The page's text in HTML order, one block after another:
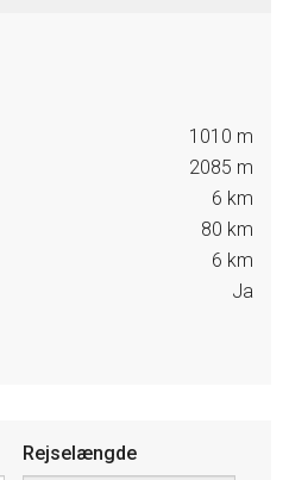
1010 m
2085 m
6 km
80 km
6 km
Ja
Rejselængde